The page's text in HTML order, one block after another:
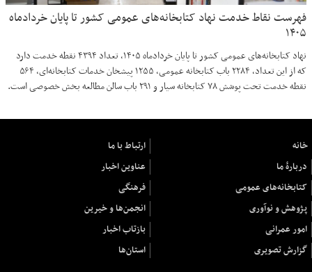
فهرست نقاط خدمت نهاد کتابخانه‌های عمومی کشور تا پایان خردادماه
۱۴۰۵
نهاد کتابخانه‌های عمومی کشور تا پایان خردادماه ۱۴۰۵، تعداد ۴۳۹۴ نقطه خدمت دارد
که از این تعداد، ۲۲۸۴ باب کتابخانه عمومی، ۱۲۵۵ پیشخان خدمات کتابخانه‌ای، ۵۶۴
نقطه خدمت تحت پوشش ۷۸ کتابخانه سیار و ۲۹۱ باب سالن مطالعه بخش خصوصی است.
خانه
ارتباط با ما
دربارهٔ ما
عناوین اخبار
کتابخانه‌های عمومی
فرهنگی
پژوهش و نوآوری
انجمن‌ها و خیرین
امور عمرانی
بازتاب اخبار
گزارش تصویری
استان‌ها